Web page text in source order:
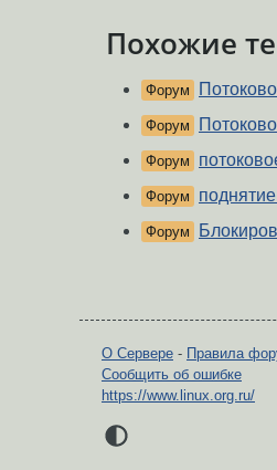
Похожие
Форум
Форум
Форум
Форум
Форум
О Сервере - Правила
Сообщить об ошибке
https://www.linux.org.ru/